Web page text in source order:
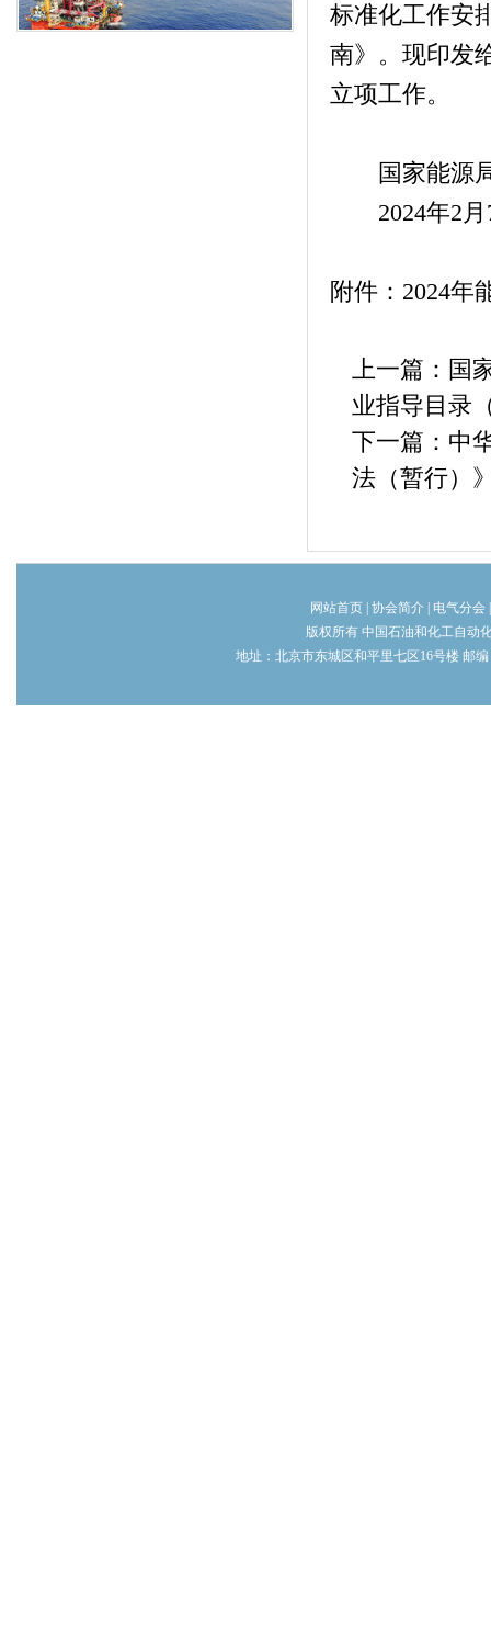
标准化工作安
南》。现印发
立项工作。
国家能源
2024年2月
附件：2024年
上一篇： 国
业指导目录
下一篇： 中
法（暂行）
网站首页 协会简介 电气分会
版权所有 中国石油和化工自动
地址：北京市东城区和平里七区16号楼 邮编